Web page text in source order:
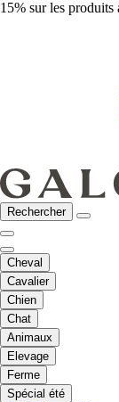
15% sur les produits
Rechercher
Cheval
Cavalier
Chien
Chat
Animaux
Elevage
Ferme
Spécial été